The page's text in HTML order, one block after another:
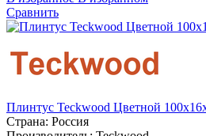
Сравнить
Плинтус Teckwood Цветной
Страна: Россия